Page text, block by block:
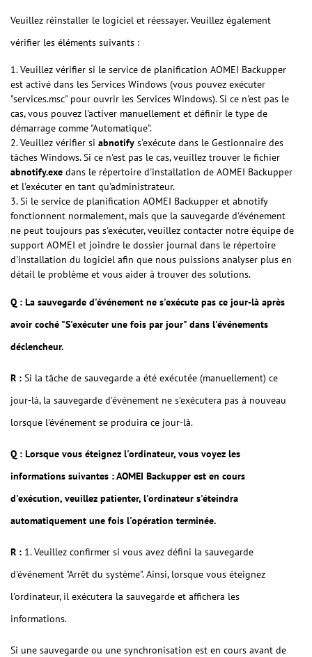
Veuillez réinstaller le logiciel et réessayer. Veuillez également
vérifier les éléments suivants :
1. Veuillez vérifier si le service de planification AOMEI Backupper
est activé dans les Services Windows (vous pouvez exécuter
"services.msc" pour ouvrir les Services Windows). Si ce n'est pas le
cas, vous pouvez l'activer manuellement et définir le type de
démarrage comme "Automatique".
2. Veuillez vérifier si abnotify s'exécute dans le Gestionnaire des
tâches Windows. Si ce n'est pas le cas, veuillez trouver le fichier
abnotify.exe dans le répertoire d'installation de AOMEI Backupper
et l'exécuter en tant qu'administrateur.
3. Si le service de planification AOMEI Backupper et abnotify
fonctionnent normalement, mais que la sauvegarde d'événement
ne peut toujours pas s'exécuter, veuillez contacter notre équipe de
support AOMEI et joindre le dossier journal dans le répertoire
d'installation du logiciel afin que nous puissions analyser plus en
détail le problème et vous aider à trouver des solutions.
Q : La sauvegarde d'événement ne s'exécute pas ce jour-là après
avoir coché "S'exécuter une fois par jour" dans l'événements
déclencheur.
R : Si la tâche de sauvegarde a été exécutée (manuellement) ce
jour-là, la sauvegarde d'événement ne s'exécutera pas à nouveau
lorsque l'événement se produira ce jour-là.
Q : Lorsque vous éteignez l'ordinateur, vous voyez les
informations suivantes : AOMEI Backupper est en cours
d'exécution, veuillez patienter, l'ordinateur s'éteindra
automatiquement une fois l'opération terminée.
R : 1. Veuillez confirmer si vous avez défini la sauvegarde
d'événement "Arrêt du système". Ainsi, lorsque vous éteignez
l'ordinateur, il exécutera la sauvegarde et affichera les
informations.
Si une sauvegarde ou une synchronisation est en cours avant de